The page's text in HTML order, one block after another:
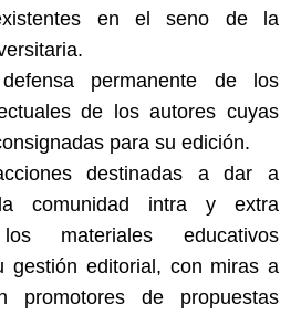
en el seno de la
permanente de los
de los autores cuyas
para su edición.
destinadas a dar a
comunidad intra y extra
materiales educativos
gestión editorial, con miras a
promotores de propuestas